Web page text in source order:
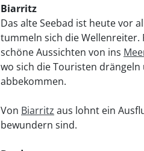
Biarritz
Das alte Seebad ist heute vor
tummeln sich die Wellenreiter.
schöne Aussichten von ins
wo sich die Touristen
abbekommen.
Von Biarritz aus lohnt ein
bewundern sind.